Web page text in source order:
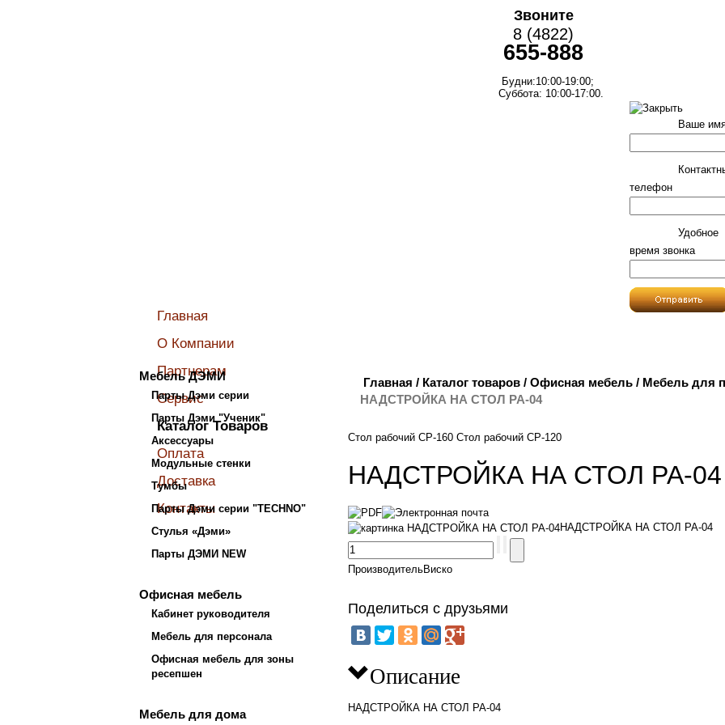
Звоните
8 (4822)
655-888
Будни:10:00-19:00;
Суббота: 10:00-17:00.
Ваше
телефон
Удобное
время звонка
Главная
О Компании
Партнерам
Сервис
Каталог Товаров
Оплата
Доставка
Контакты
Главная / Каталог товаров / Офисная мебель / Мебель для
НАДСТРОЙКА НА СТОЛ РА-04
Стол рабочий СР-160Стол рабочий СР-120
НАДСТРОЙКА НА СТОЛ РА-04
НАДСТРОЙКА НА СТОЛ РА-04
ПроизводительВиско
Поделиться с друзьями
Описание
НАДСТРОЙКА НА СТОЛ РА-04
Мебель ДЭМИ
Парты Дэми серии
Парты Дэми "Ученик"
Аксессуары
Модульные стенки
Тумбы
Парты Дэми серии "TECHNO"
Стулья «Дэми»
Парты ДЭМИ NEW
Офисная мебель
Кабинет руководителя
Мебель для персонала
Офисная мебель для зоны
ресепшен
Мебель для дома